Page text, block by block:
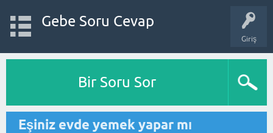
Giriş
Gebe Soru Cevap
Bir Soru Sor
Eşiniz evde yemek yapar mı